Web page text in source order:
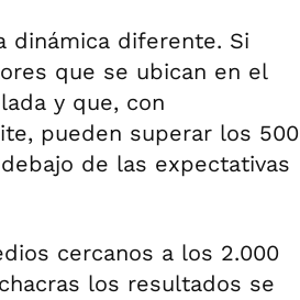
dinámica diferente. Si
que se ubican en el
y que, con
pueden superar los 500
de las expectativas
cercanos a los 2.000
los resultados se